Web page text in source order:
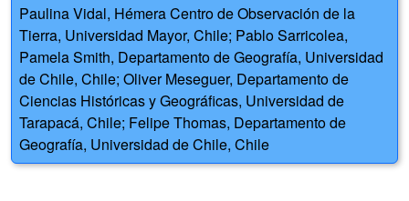
Paulina Vidal, Hémera Centro de Observación de la
Tierra, Universidad Mayor, Chile; Pablo Sarricolea,
Pamela Smith, Departamento de Geografía, Universidad
de Chile, Chile; Oliver Meseguer, Departamento de
Ciencias Históricas y Geográficas, Universidad de
Tarapacá, Chile; Felipe Thomas, Departamento de
Geografía, Universidad de Chile, Chile